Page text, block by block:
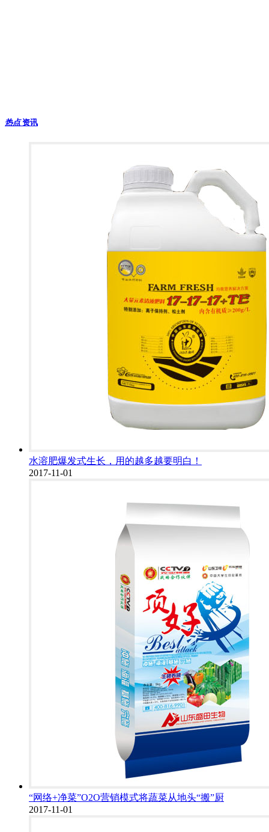
热点资讯
水溶肥爆发式生长，用的越多越要明白！
2017-11-01
“网络+净菜”O2O营销模式将蔬菜从地头“搬”厨
2017-11-01